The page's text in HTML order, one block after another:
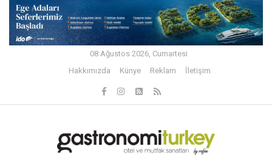
08 Ağustos 2026, Cumartesi
Hakkımızda
Künye Reklam İletişim